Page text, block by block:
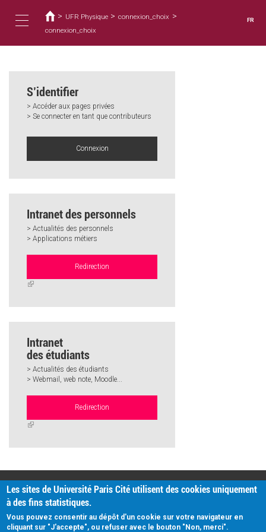
contenu
Toggle
navigation
êtes
ici
> UFR Physique > connexion_choix >
connexion_choix
FR
S’identifier
> Accéder aux pages privées
> Se connecter en tant que contributeurs
Connexion
Intranet des personnels
> Actualités des personnels
> Applications métiers
Redirection
(link
Intranet
des étudiants
> Actualités des étudiants
> Webmail, web note, Moodle...
Redirection
(link
PRATIQUE
Plan d'accès
Intranet
Mentions légales
Données personnelles
Les sites de Université Paris Cité utilisent des cookies uniquement
à des fins statistiques.
Vous pouvez consentir au dépôt d'un cookie sur votre navigateur en
cliquant sur "J'accepte", ou refuser avec le bouton "Non, merci".